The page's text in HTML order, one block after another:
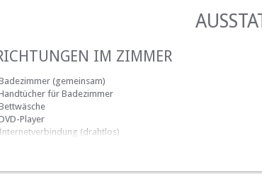
IM ZIMMER
(gemeinsam)
für Badezimmer
Player
Internetverbindung (drahtlos)
AUF DEM GELÄNDE